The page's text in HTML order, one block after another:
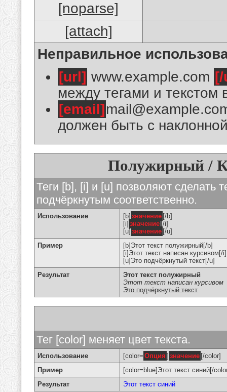
[noparse]
[attach]
Неправильное
[url] www.example.com
между тегами и текстом
[email]
должен быть с
Полужирный /
Теги [b], [i] и [u] позволяют сделать
подчёркнутым соответственно.
Использование [b] значение [/b]
[i] значение [/i]
[u] значение [/u]
Пример
[b]Этот текст полужирный[/b]
[i]Этот текст написан курсивом[/i]
[u]Это подчёркнутый текст[/u]
Результат
Этот текст полужирный
Этот текст написан курсивом
Это подчёркнутый текст
Тег [color] меняет цвет текста.
Использование [color= Опция ] значение [/color]
Пример
[color=blue]Этот текст синий[/
Результат
Этот текст синий